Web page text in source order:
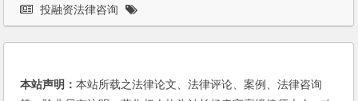
投融资法律咨询
本站声明：本站所载之法律论文、法律评论、案例、法律咨询